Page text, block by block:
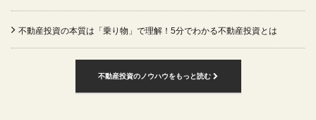
不動産投資の本質は「乗り物」で理解！5分でわかる不動産投資とは
不動産投資のノウハウをもっと読む